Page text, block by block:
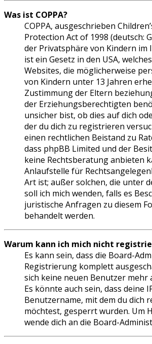
Was ist COPPA?
COPPA, ausgeschrieben
Protection Act of 1998 (deutsch:
der Privatsphäre von Kindern im
ist ein Gesetz in den USA,
Websites, die möglicherweise
von Kindern unter 13 Jahren
Zustimmung der Eltern
der Erziehungsberechtigten
unsicher bist, ob dies auf dich
der du dich zu registrieren
einen rechtlichen Beistand zu
dass phpBB Limited und der
keine Rechtsberatung anbieten
Anlaufstelle für
Art ist; außer solchen, die unter
soll ich mich wenden, falls es
juristische Anfragen zu diesem
behandelt werden.
Warum kann ich mich nicht
Es kann sein, dass die Board-
Registrierung komplett
sich keine neuen Benutzer mehr
Es könnte auch sein, dass deine
Benutzername, mit dem du dich
möchtest, gesperrt wurden. Um
wende dich an die Board-